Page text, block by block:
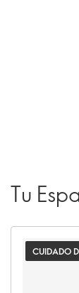
Tu
CUIDADO